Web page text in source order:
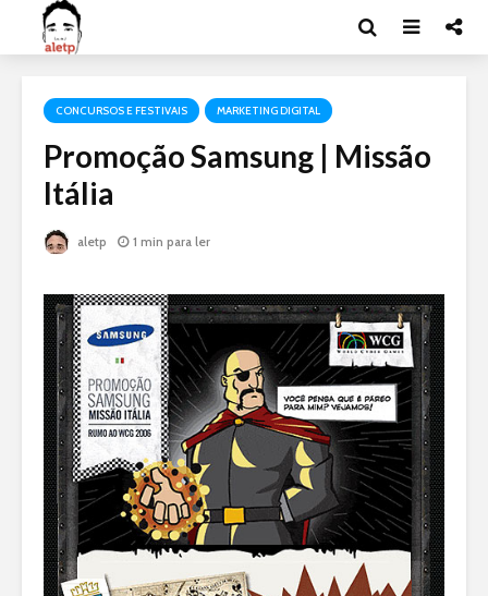
CONCURSOS E FESTIVAIS MARKETING DIGITAL
Promoção Samsung | Missão
Itália
aletp 1 min para ler